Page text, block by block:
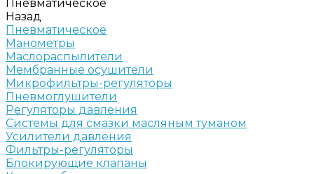
Пневматическое
Назад
Пневматическое
Манометры
Маслораспылители
Мембранные осушители
Микрофильтры-регуляторы
Пневмоглушители
Регуляторы давления
Системы для смазки масляным туманом
Усилители давления
Фильтры-регуляторы
Блокирующие клапаны